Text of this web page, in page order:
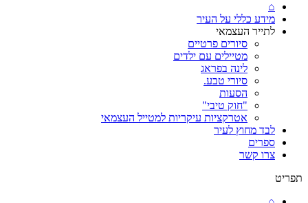
⌂
מידע כללי על העיר
לתייר העצמאי
סיורים פרטיים
מטיילים עם ילדים
לינה בפראג
סיורי טבע.
הסעות
"חוק טיבי"
אטרקציות עיקריות למטייל העצמאי
לבד מחוץ לעיר
ספרים
צרו קשר
תפריט